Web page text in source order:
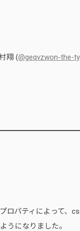
翔 (@geqvzwon-the-
プロパティによって、
うになりました。